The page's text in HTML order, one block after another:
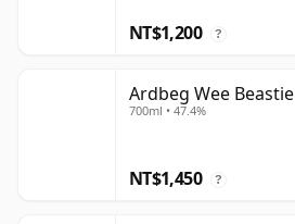
NT$1,200 ?
Ardbeg Wee Beastie
700ml • 47.4%
NT$1,450 ?